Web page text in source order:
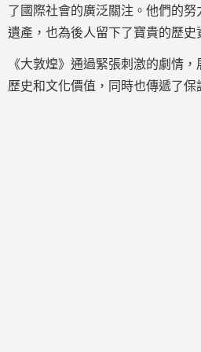
了國際社會的廣泛關注。他們的
遺產，也為後人留下了寶貴的歷史
《大敦煌》通過緊張刺激的劇情
歷史和文化價值，同時也傳遞了保